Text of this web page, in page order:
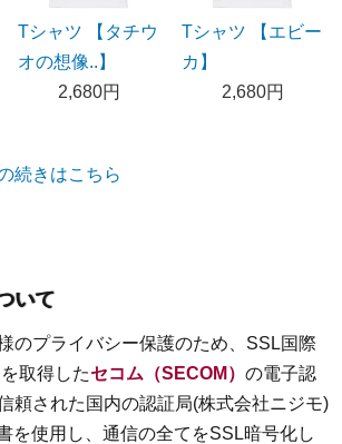
Tシャツ 【タチウ
オの想像..】
2,680円
Tシャツ 【エビー
カ】
2,680円
続きはこちら
いて
のプライバシー保護のため、SSL国際
取得したセコム（SECOM） の電子認
頼された国内の認証局(株式会社ニジモ)
を使用し、通信の全てをSSL暗号化し